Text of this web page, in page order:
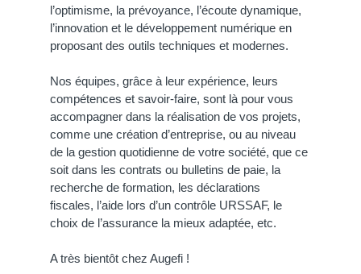
l’optimisme, la prévoyance, l’écoute dynamique,
l’innovation et le développement numérique en
proposant des outils techniques et modernes.
Nos équipes, grâce à leur expérience, leurs
compétences et savoir-faire, sont là pour vous
accompagner dans la réalisation de vos projets,
comme une création d’entreprise, ou au niveau
de la gestion quotidienne de votre société, que ce
soit dans les contrats ou bulletins de paie, la
recherche de formation, les déclarations
fiscales, l’aide lors d’un contrôle URSSAF, le
choix de l’assurance la mieux adaptée, etc.
A très bientôt chez Augefi !